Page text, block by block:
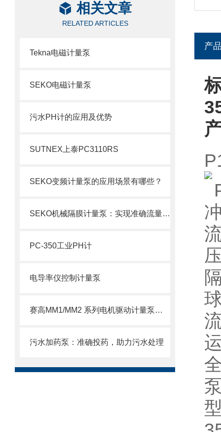
相关文章
RELATED ARTICLES
Tekna电磁计量泵
SEKO电磁计量泵
污水PH计的应用及优势
SUTNEX上泰PC3110RS
SEKO变频计量泵的应用场景有哪些？
SEKO机械隔膜计量泵：实现准确流量的理想选择
PC-350工业PH计
电导率仪控制计量泵
赛高MM1/MM2 系列电机驱动计量泵使用注意事项
污水加药泵：准确投药，助力污水处理
产